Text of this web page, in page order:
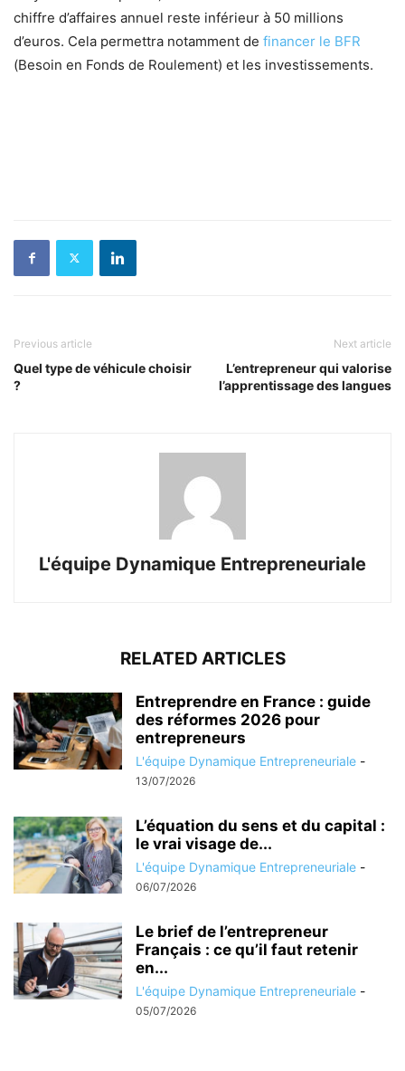
chiffre d’affaires annuel reste inférieur à 50 millions
d’euros. Cela permettra notamment de financer le BFR
(Besoin en Fonds de Roulement) et les investissements.
Previous article
Quel type de véhicule choisir
?
Next article
L’entrepreneur qui valorise
l’apprentissage des langues
L'équipe Dynamique Entrepreneuriale
RELATED ARTICLES
Entreprendre en France : guide
des réformes 2026 pour
entrepreneurs
L'équipe Dynamique Entrepreneuriale -
13/07/2026
L’équation du sens et du capital :
le vrai visage de...
L'équipe Dynamique Entrepreneuriale -
06/07/2026
Le brief de l’entrepreneur
Français : ce qu’il faut retenir
en...
L'équipe Dynamique Entrepreneuriale -
05/07/2026